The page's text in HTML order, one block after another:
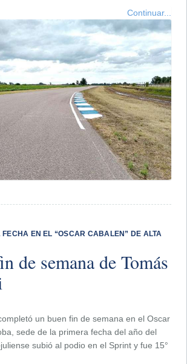
Continuar...
EN EL “OSCAR CABALEN” DE ALTA
de semana de Tomás
un buen fin de semana en el Oscar
sede de la primera fecha del año del
subió al podio en el Sprint y fue 15°